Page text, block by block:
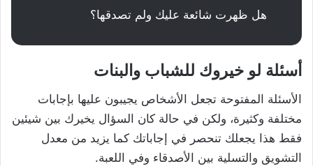
هل ظهرت شائعة عليك ولم تصدقها؟
أسئلة لو خيروك للشباب والبنات
الأسئلة المفتوحة تجعل الأشخاص يجيبون عليها بإجابات
مختلفة وكثيرة، ولكن في حالة كان السؤال يخيرك بين شيئين
فقط هذا يجعلك تنحصر في إجاباتك كما يزيد من معدل
التشويق والتسلية بين الأصدقاء وفي اللعبة.